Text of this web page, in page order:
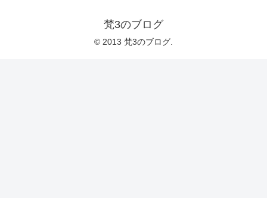
梵3のブログ
© 2013 梵3のブログ.